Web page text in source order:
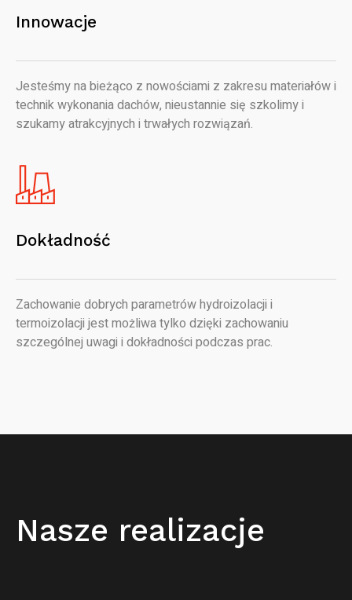
Innowacje
Jesteśmy na bieżąco z nowościami z zakresu materiałów i
technik wykonania dachów, nieustannie się szkolimy i
szukamy atrakcyjnych i trwałych rozwiązań.
Dokładność
Zachowanie dobrych parametrów hydroizolacji i
termoizolacji jest możliwa tylko dzięki zachowaniu
szczególnej uwagi i dokładności podczas prac.
Nasze realizacje